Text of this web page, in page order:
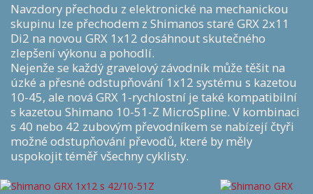
Navzdory přechodu z elektronické na mechanickou
skupinu lze přechodem z Shimanos staré GRX 2x11
Di2 na novou GRX 1x12 dosáhnout skutečného
zlepšení výkonu a pohodlí.
Nejenže se každý gravelový závodník může těšit na
úzké a přesné odstupňování 1x12 systému s kazetou
10-45, ale nová GRX 1-rychlostní je také kompatibilní
s kazetou Shimano 10-51-Z MicroSpline. V kombinaci
s 40 nebo 42 zubovým převodníkem se nabízejí čtyři
možné odstupňování převodů, které by měly
uspokojit téměř všechny cyklisty.